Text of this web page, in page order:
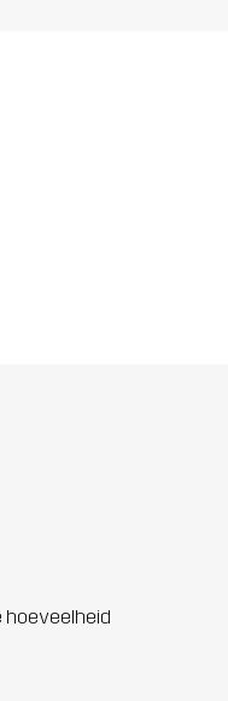
hoeveelheid